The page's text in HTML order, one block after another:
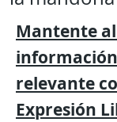
Mantente
relevante
Expresión